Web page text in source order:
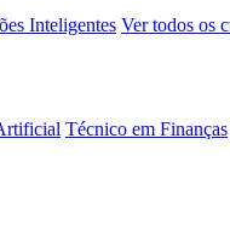
Inteligentes Ver todos os
Técnico em Finanças